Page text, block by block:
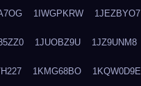
1IWGPKRW 1JEZBYO7
1JUOBZ9U 1JZ9UNM8
1KMG68BO 1KQW0D9E